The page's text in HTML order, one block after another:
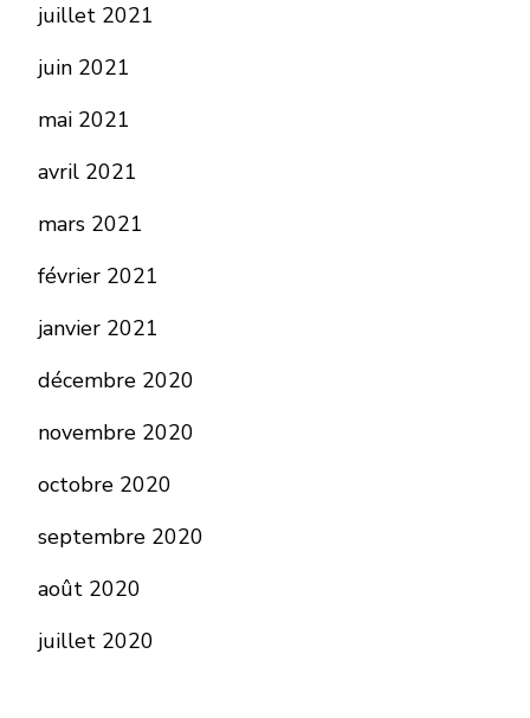
juillet 2021
juin 2021
mai 2021
avril 2021
mars 2021
février 2021
janvier 2021
décembre 2020
novembre 2020
octobre 2020
septembre 2020
août 2020
juillet 2020